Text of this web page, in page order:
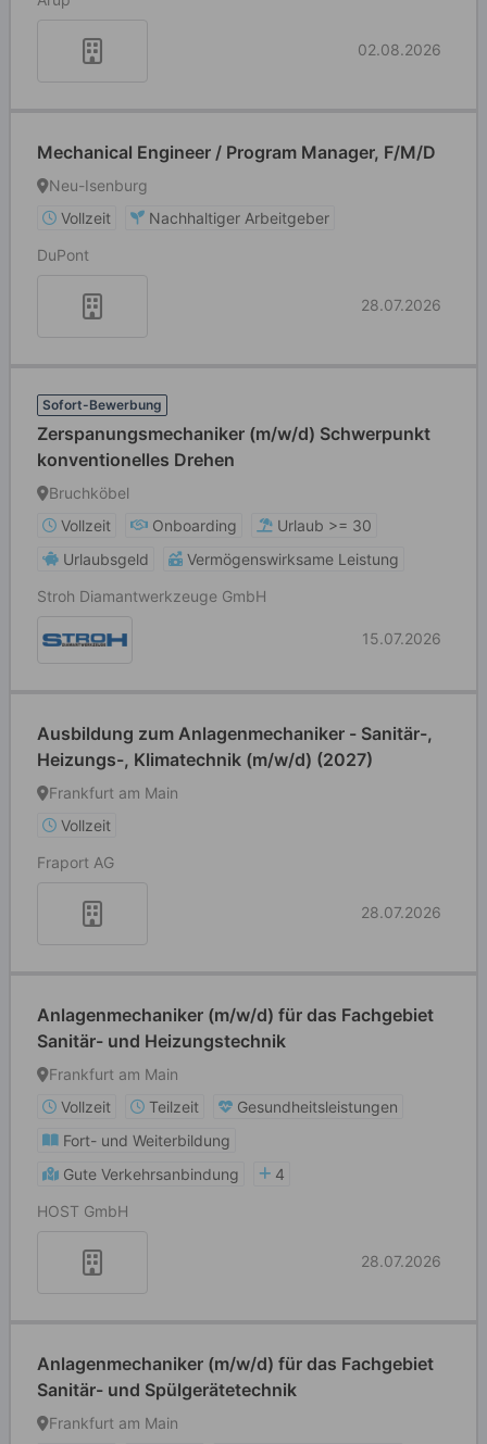
02.08.2026
Mechanical Engineer / Program Manager, F/M/D
Neu-Isenburg
Vollzeit
Nachhaltiger Arbeitgeber
DuPont
28.07.2026
Sofort-Bewerbung
Zerspanungsmechaniker (m/w/d) Schwerpunkt
konventionelles Drehen
Bruchköbel
Vollzeit
Onboarding
Urlaub >= 30
Urlaubsgeld
Vermögenswirksame Leistung
Stroh Diamantwerkzeuge GmbH
15.07.2026
Ausbildung zum Anlagenmechaniker - Sanitär-,
Heizungs-, Klimatechnik (m/w/d) (2027)
Frankfurt am Main
Vollzeit
Fraport AG
28.07.2026
Anlagenmechaniker (m/w/d) für das Fachgebiet
Sanitär- und Heizungstechnik
Frankfurt am Main
Vollzeit
Teilzeit
Gesundheitsleistungen
Fort- und Weiterbildung
Gute Verkehrsanbindung
4
HOST GmbH
28.07.2026
Anlagenmechaniker (m/w/d) für das Fachgebiet
Sanitär- und Spülgerätetechnik
Frankfurt am Main